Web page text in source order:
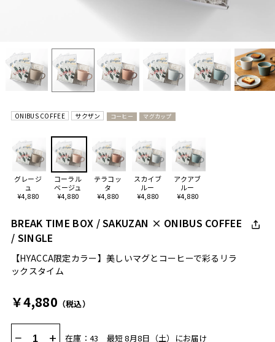
ONIBUS COFFEE サクザン コーヒー マグカップ
グレージ
ュ
¥4,880
コーラル
ベージュ
¥4,880
テラコッ
タ
¥4,880
スカイブ
ルー
¥4,880
アクアブ
ルー
¥4,880
BREAK TIME BOX / SAKUZAN × ONIBUS COFFEE
/ SINGLE
【HYACCA限定カラー】美しいマグとコーヒーで彩るリラ
ックスタイム
￥4,880 （税込）
− + 在庫：43 最短 8月8日（土）にお届け